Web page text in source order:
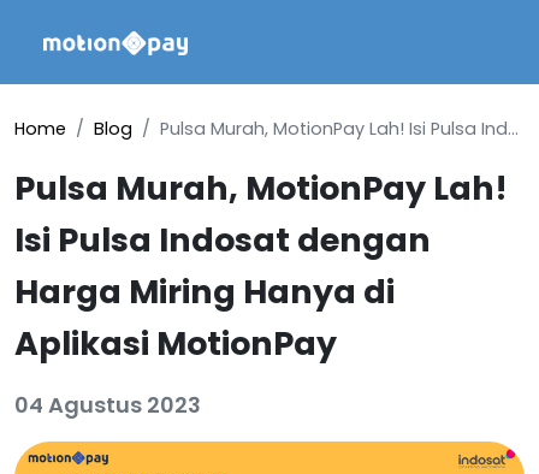
Home Blog Pulsa Murah, MotionPay Lah! Isi Pulsa Indosat dengan Harga Miring Hanya di Aplikasi MotionPay
Pulsa Murah, MotionPay Lah!
Isi Pulsa Indosat dengan
Harga Miring Hanya di
Aplikasi MotionPay
04 Agustus 2023